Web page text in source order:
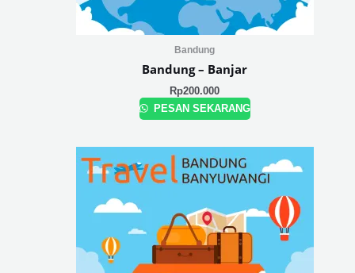
Bandung
Bandung – Banjar
Rp200.000
PESAN SEKARANG